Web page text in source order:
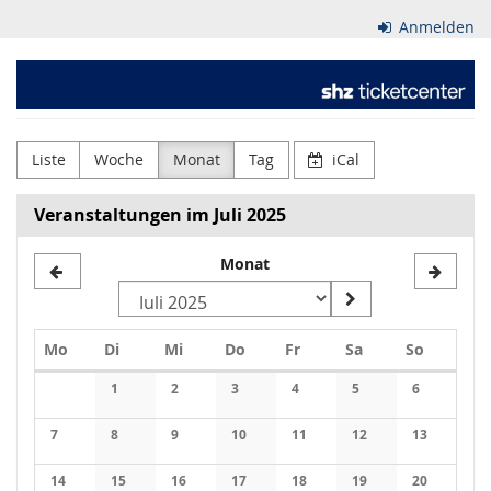
Inhalt
Anmelden
Holsteinischer
Zeitungsverlag
GmbH
&
Co.
KG
Liste Woche Monat Tag iCal
Veranstaltungen im Juli 2025
Monat
Mo Montag
DiDienstag
MiMittwoch
Do Donnerstag
FrFreitagSaSamstag
So
1
Keine Veranstaltungen
2
Keine Veranstaltungen
3
Keine Veranstaltungen
4
Keine Veranstaltungen
5
Keine
6
Keine
7
Keine Veranstaltungen
8
Keine Veranstaltungen
9
Keine Veranstaltungen
10
Keine Veranstaltungen
11
Keine Veranstaltungen
12
Keine
13
Keine
14 15 16 17 18 19 20